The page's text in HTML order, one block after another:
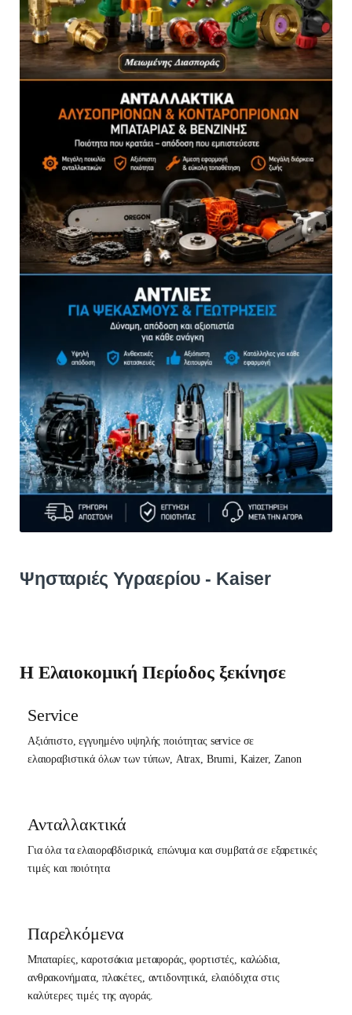
Ψησταριές Υγραερίου - Kaiser
H Ελαιοκομική Περίοδος ξεκίνησε
Service
Αξιόπιστο, εγγυημένο υψηλής ποιότητας service σε
ελαιοραβιστικά όλων των τύπων, Atrax, Brumi, Kaizer, Zanon
Ανταλλακτικά
Για όλα τα ελαιοραβδισρικά, επώνυμα και συμβατά σε εξαρετικές
τιμές και ποιότητα
Παρελκόμενα
Μπαταρίες, καροτσάκια μεταφοράς, φορτιστές, καλώδια,
ανθρακονήματα, πλακέτες, αντιδονητικά, ελαιόδιχτα στις
καλύτερες τιμές της αγοράς.